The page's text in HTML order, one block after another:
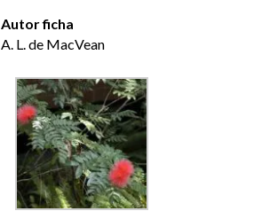
Autor ficha
A. L. de MacVean